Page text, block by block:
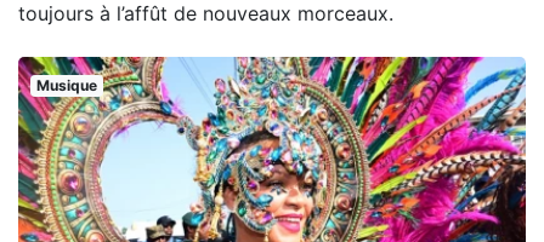
toujours à l’affût de nouveaux morceaux.
Musique